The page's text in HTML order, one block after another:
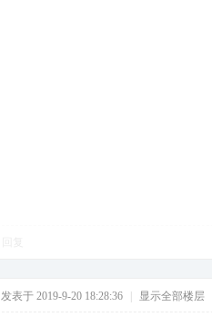
发表于 2019-9-20 18:28:36 显示全部楼层